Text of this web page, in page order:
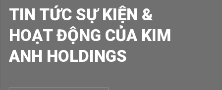
TIN TỨC SỰ KIỆN &
HOẠT ĐỘNG CỦA KIM
ANH HOLDINGS